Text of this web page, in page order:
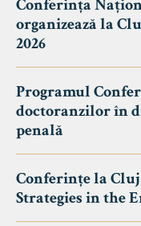
Conferința
organizează la
2026
Programul
doctoranzilor în
penală
Conferințe la
Strategies in the